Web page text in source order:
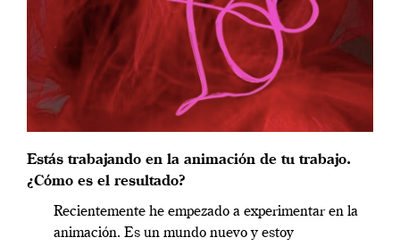
Estás trabajando en la animación de tu trabajo.
¿Cómo es el resultado?
Recientemente he empezado a experimentar en la
animación. Es un mundo nuevo y estoy